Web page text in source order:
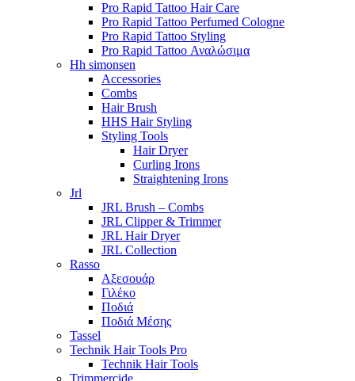
Pro Rapid Tattoo Hair Care
Pro Rapid Tattoo Perfumed Cologne
Pro Rapid Tattoo Styling
Pro Rapid Tattoo Αναλώσιμα
Hh simonsen
Accessories
Combs
Hair Brush
HHS Hair Styling
Styling Tools
Hair Dryer
Curling Irons
Straightening Irons
Jrl
JRL Brush – Combs
JRL Clipper & Trimmer
JRL Hair Dryer
JRL Collection
Rasso
Αξεσουάρ
Γιλέκο
Ποδιά
Ποδιά Μέσης
Tassel
Technik Hair Tools Pro
Technik Hair Tools
Trimmercide